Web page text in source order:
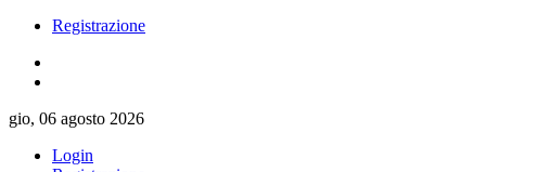
Registrazione
gio, 06 agosto 2026
Login